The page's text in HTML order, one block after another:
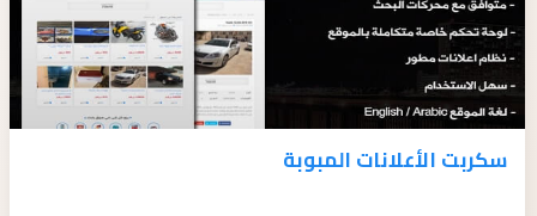
سكربت الأعلانات المبوبة